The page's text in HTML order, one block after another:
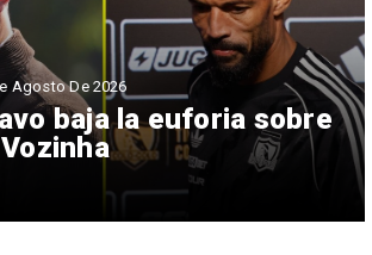
baja la euforia sobre
Agosto De 2026